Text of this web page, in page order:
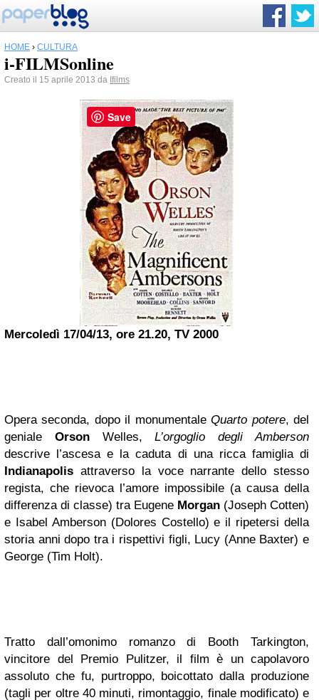
HOME › CULTURA
i-FILMSonline
Creato il 15 aprile 2013 da Ifilms
Mercoledì 17/04/13, ore 21.20, TV 2000
Opera seconda, dopo il monumentaleQuarto potere, del
geniale OrsonWelles,L’orgoglio degli Amberson
descrive l’ascesa e la caduta di una ricca famiglia di
Indianapolis attraverso la voce narrante dello stesso
regista, che rievoca l’amore impossibile (a causa della
differenza di classe) tra Eugene Morgan (Joseph Cotten)
e Isabel Amberson (Dolores Costello) e il ripetersi della
storia anni dopo tra i rispettivi figli, Lucy (Anne Baxter) e
George (Tim Holt).
Tratto dall’omonimo romanzo di Booth Tarkington,
vincitore del Premio Pulitzer, il film è un capolavoro
assoluto che fu, purtroppo, boicottato dalla produzione
(tagli per oltre 40 minuti, rimontaggio, finale modificato) e
Save